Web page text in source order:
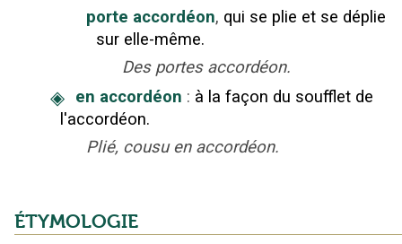
porte accordéon, qui se plie et se déplie
sur elle-même.
Des portes accordéon.
◈ en accordéon : à la façon du soufflet de
l'accordéon.
Plié, cousu en accordéon.
ÉTYMOLOGIE